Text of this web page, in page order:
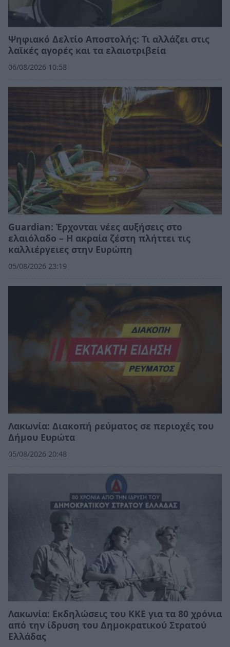
Ψηφιακό Δελτίο Αποστολής: Τι αλλάζει στις
λαϊκές αγορές και τα ελαιοτριβεία
06/08/2026 10:58
Guardian: Έρχονται νέες αυξήσεις στο
ελαιόλαδο – Η ακραία ζέστη πλήττει τις
καλλιέργειες στην Ευρώπη
05/08/2026 23:19
Λακωνία: Διακοπή ρεύματος σε περιοχές του
Δήμου Ευρώτα
05/08/2026 20:48
Λακωνία: Εκδηλώσεις του ΚΚΕ για τα 80 χρόνια
από την ίδρυση του Δημοκρατικού Στρατού
Ελλάδας